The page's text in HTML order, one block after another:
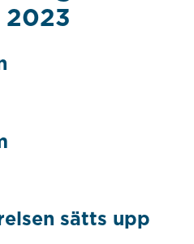
2023
sätts upp